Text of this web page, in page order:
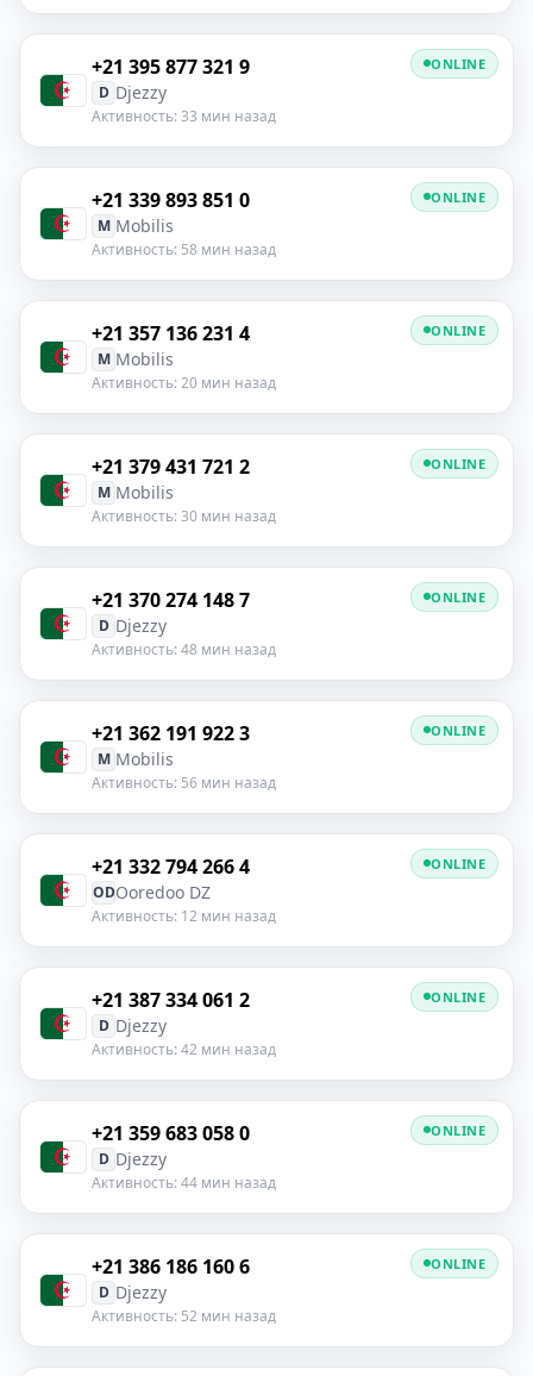
+21 395 877 321 9
D Djezzy
Активность: 33 мин назад
ONLINE
+21 339 893 851 0
M Mobilis
Активность: 58 мин назад
ONLINE
+21 357 136 231 4
M Mobilis
Активность: 20 мин назад
ONLINE
+21 379 431 721 2
M Mobilis
Активность: 30 мин назад
ONLINE
+21 370 274 148 7
D Djezzy
Активность: 48 мин назад
ONLINE
+21 362 191 922 3
M Mobilis
Активность: 56 мин назад
ONLINE
+21 332 794 266 4
ODOoredoo DZ
Активность: 12 мин назад
ONLINE
+21 387 334 061 2
D Djezzy
Активность: 42 мин назад
ONLINE
+21 359 683 058 0
D Djezzy
Активность: 44 мин назад
ONLINE
+21 386 186 160 6
D Djezzy
Активность: 52 мин назад
ONLINE